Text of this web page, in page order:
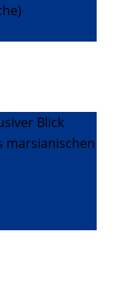
Blick
marsianischen